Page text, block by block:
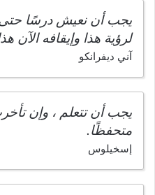
يجب أن نعيش درسًا حتى
لرؤية هذا وإيقافه الآن
آني ديفرانكو
يجب أن تتعلم ، وإن
متحفظًا.
إسخيلوس